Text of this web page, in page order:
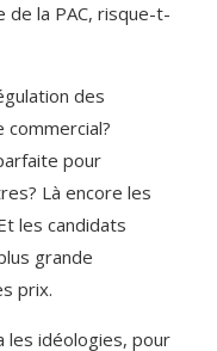
la PAC, risque-t-
des
commercial?
pour
Là encore les
les candidats
grande
prix.
les idéologies, pour